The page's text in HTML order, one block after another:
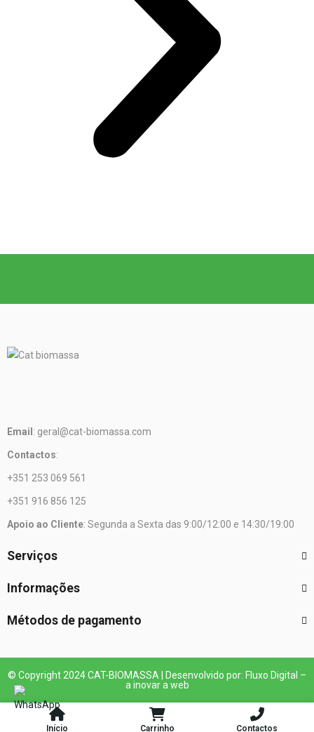
Início Carrinho Contactos
Email : geral@cat-biomassa.com
Contactos:
+351 253 069 561
+351 916 856 125
Apoio ao Cliente: Segunda a Sexta das 9:00/12:00 e 14:30/19:00
Serviços
Informações
Métodos de pagamento
© Copyright 2024 CAT-BIOMASSA | Desenvolvido por: Fluxo Digital –
a inovar a web